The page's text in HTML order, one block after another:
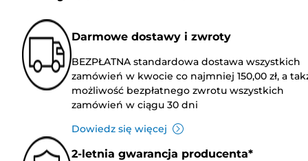
Darmowe dostawy i zwroty
BEZPŁATNA standardowa dostawa wszystkich
zamówień w kwocie co najmniej 150,00 zł, a
możliwość bezpłatnego zwrotu wszystkich
zamówień w ciągu 30 dni
Dowiedz się więcej
2-letnia gwarancja producenta*